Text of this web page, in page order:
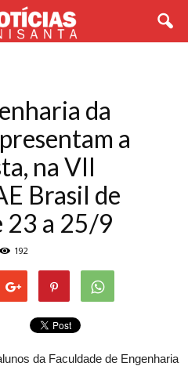
da
a
na VII
Brasil de
23 a 25/9
192
da Faculdade de Engenharia